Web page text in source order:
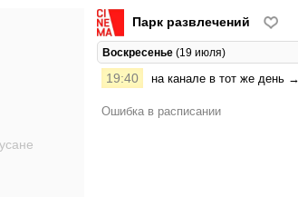
Парк развлечений
Воскресенье (19 июля)
19:40 на канале в тот же день →
Ошибка в расписании